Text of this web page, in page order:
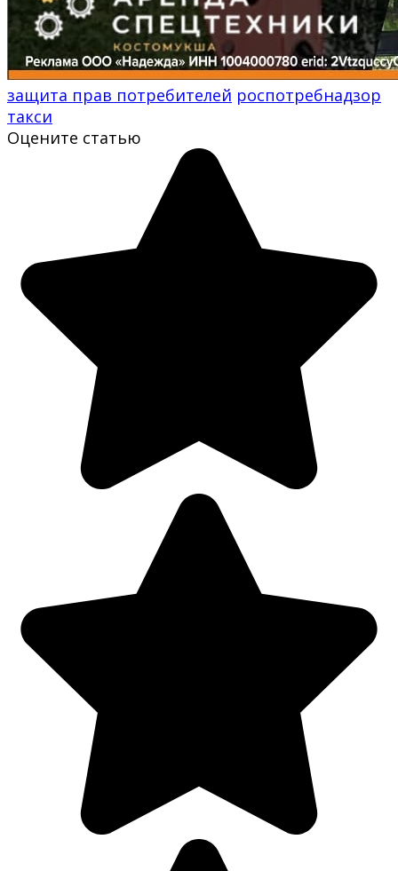
защита прав потребителей роспотребнадзор
такси
Оцените статью